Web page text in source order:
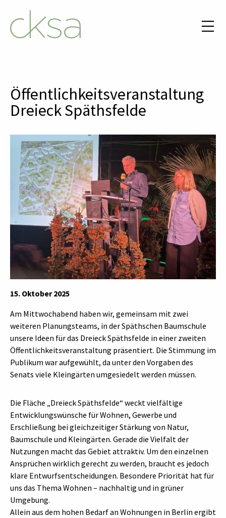
Öffentlichkeitsveranstaltung
Dreieck Späthsfelde
15. Oktober 2025
Am Mittwochabend haben wir, gemeinsam mit zwei
weiteren Planungsteams, in der Späthschen Baumschule
unsere Ideen für das Dreieck Späthsfelde in einer zweiten
Öffentlichkeitsveranstaltung präsentiert. Die Stimmung im
Publikum war aufgewühlt, da unter den Vorgaben des
Senats viele Kleingärten umgesiedelt werden müssen.
Die Fläche „Dreieck Späthsfelde“ weckt vielfältige
Entwicklungswünsche für Wohnen, Gewerbe und
Erschließung bei gleichzeitiger Stärkung von Natur,
Baumschule und Kleingärten. Gerade die Vielfalt der
Nutzungen macht das Gebiet attraktiv. Um den einzelnen
Ansprüchen wirklich gerecht zu werden, braucht es jedoch
klare Entwurfsentscheidungen. Besondere Priorität hat für
uns das Thema Wohnen – nachhaltig und in grüner
Umgebung.
Allein aus dem hohen Bedarf an Wohnungen in Berlin ergibt